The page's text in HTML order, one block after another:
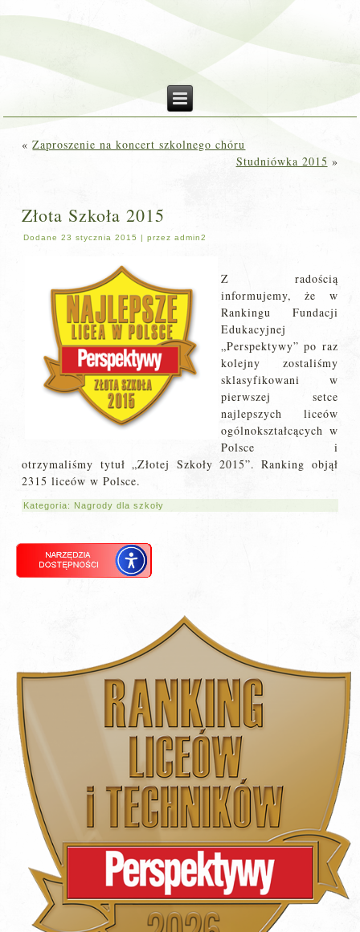
«Zaproszenie na koncert szkolnego chóru
Studniówka 2015 »
Złota Szkoła 2015
Dodane 23 stycznia 2015 |przez admin2
Z radością
informujemy, że w
Rankingu Fundacji
Edukacyjnej
„Perspektywy” po raz
kolejny zostaliśmy
sklasyfikowani w
pierwszej setce
najlepszych liceów
ogólnokształcących w
Polsce i
otrzymaliśmy tytuł „Złotej Szkoły 2015”. Ranking objął
2315 liceów w Polsce.
Kategoria: Nagrody dla szkoły